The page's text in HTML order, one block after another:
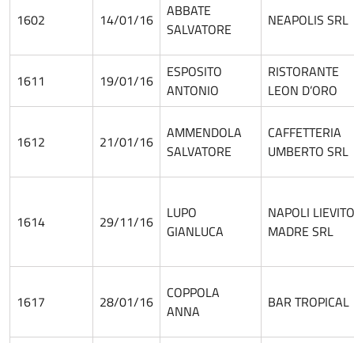
1602 14/01/16
ABBATE
SALVATORE
NEAPOLIS SRL
1611 19/01/16
ESPOSITO
ANTONIO
RISTORANTE
LEON D’ORO
1612 21/01/16
AMMENDOLA
SALVATORE
CAFFETTERIA
UMBERTO SRL
1614 29/11/16
LUPO
GIANLUCA
NAPOLI LIEVITO
MADRE SRL
1617 28/01/16
COPPOLA
ANNA
BAR TROPICAL